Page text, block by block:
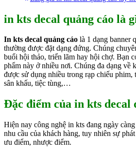
in kts decal quảng cáo là
In kts decal quảng cáo là 1 dạng banner
thường được đặt dạng đứng. Chúng
buổi hội thảo, triển lãm hay hội chợ. Bạn
phẩm này ở nhiều nơi. Chúng đa dạng về
được sử dụng nhiều trong rạp chiếu phim,
sân khấu, tiệc tùng,…
Đặc điểm của in kts decal
Hiện nay công nghệ in kts đang ngày
nhu cầu của khách hàng, tuy nhiên sự
ưu điểm, nhược điểm.